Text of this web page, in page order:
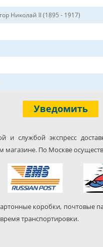
Николай II (1895 - 1917)
Уведомить
и службой экспресс
По Москве
коробки, почтовые
транспортировки.